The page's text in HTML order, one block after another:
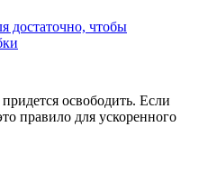
достаточно, чтобы
освободить. Если
правило для ускоренного